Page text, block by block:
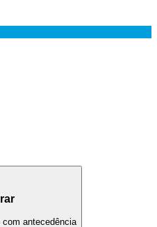
com antecedência